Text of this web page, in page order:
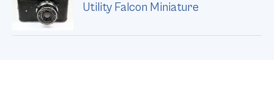
Utility Falcon Miniature